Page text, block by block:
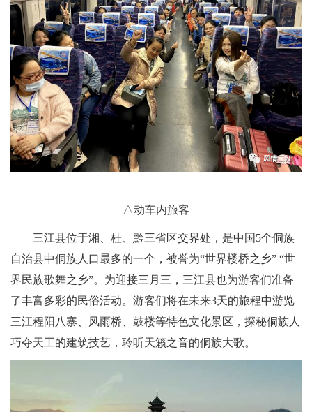
△动车内旅客
三江县位于湘、桂、黔三省区交界处，是中国5个侗族
自治县中侗族人口最多的一个，被誉为“世界楼桥之乡” “世
界民族歌舞之乡”。为迎接三月三，三江县也为游客们准备
了丰富多彩的民俗活动。游客们将在未来3天的旅程中游览
三江程阳八寨、风雨桥、鼓楼等特色文化景区，探秘侗族人
巧夺天工的建筑技艺，聆听天籁之音的侗族大歌。